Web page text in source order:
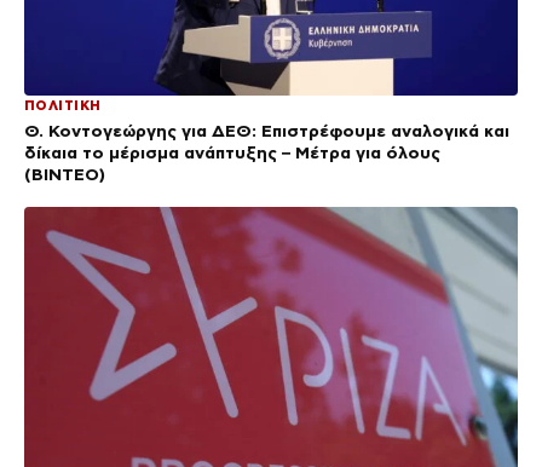
ΠΟΛΙΤΙΚΗ
Θ. Κοντογεώργης για ΔΕΘ: Επιστρέφουμε αναλογικά και
δίκαια το μέρισμα ανάπτυξης – Μέτρα για όλους
(BINTEO)